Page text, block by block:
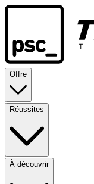
Offre
Réussites
À découvrir